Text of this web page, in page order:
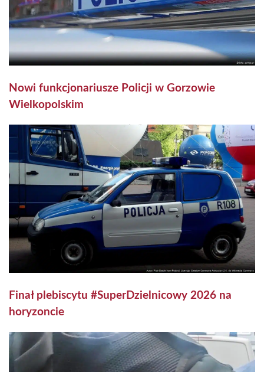
Nowi funkcjonariusze Policji w Gorzowie
Wielkopolskim
Finał plebiscytu #SuperDzielnicowy 2026 na
horyzoncie